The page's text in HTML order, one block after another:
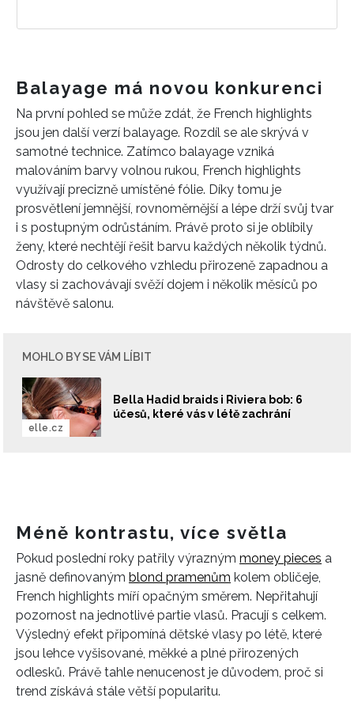
Balayage má novou konkurenci
Na první pohled se může zdát, že French highlights
jsou jen další verzí balayage. Rozdíl se ale skrývá v
samotné technice. Zatímco balayage vzniká
malováním barvy volnou rukou, French highlights
využívají precizně umístěné fólie. Díky tomu je
prosvětlení jemnější, rovnoměrnější a lépe drží svůj tvar
i s postupným odrůstáním. Právě proto si je oblíbily
ženy, které nechtějí řešit barvu každých několik týdnů.
Odrosty do celkového vzhledu přirozeně zapadnou a
vlasy si zachovávají svěží dojem i několik měsíců po
návštěvě salonu.
MOHLO BY SE VÁM LÍBIT
Bella Hadid braids i Riviera bob: 6
účesů, které vás v létě zachrání
elle.cz
Méně kontrastu, více světla
Pokud poslední roky patřily výrazným money pieces a
jasně definovaným blond pramenům kolem obličeje,
French highlights míří opačným směrem. Nepřitahují
pozornost na jednotlivé partie vlasů. Pracují s celkem.
Výsledný efekt připomíná dětské vlasy po létě, které
jsou lehce vyšisované, měkké a plné přirozených
odlesků. Právě tahle nenucenost je důvodem, proč si
trend získává stále větší popularitu.